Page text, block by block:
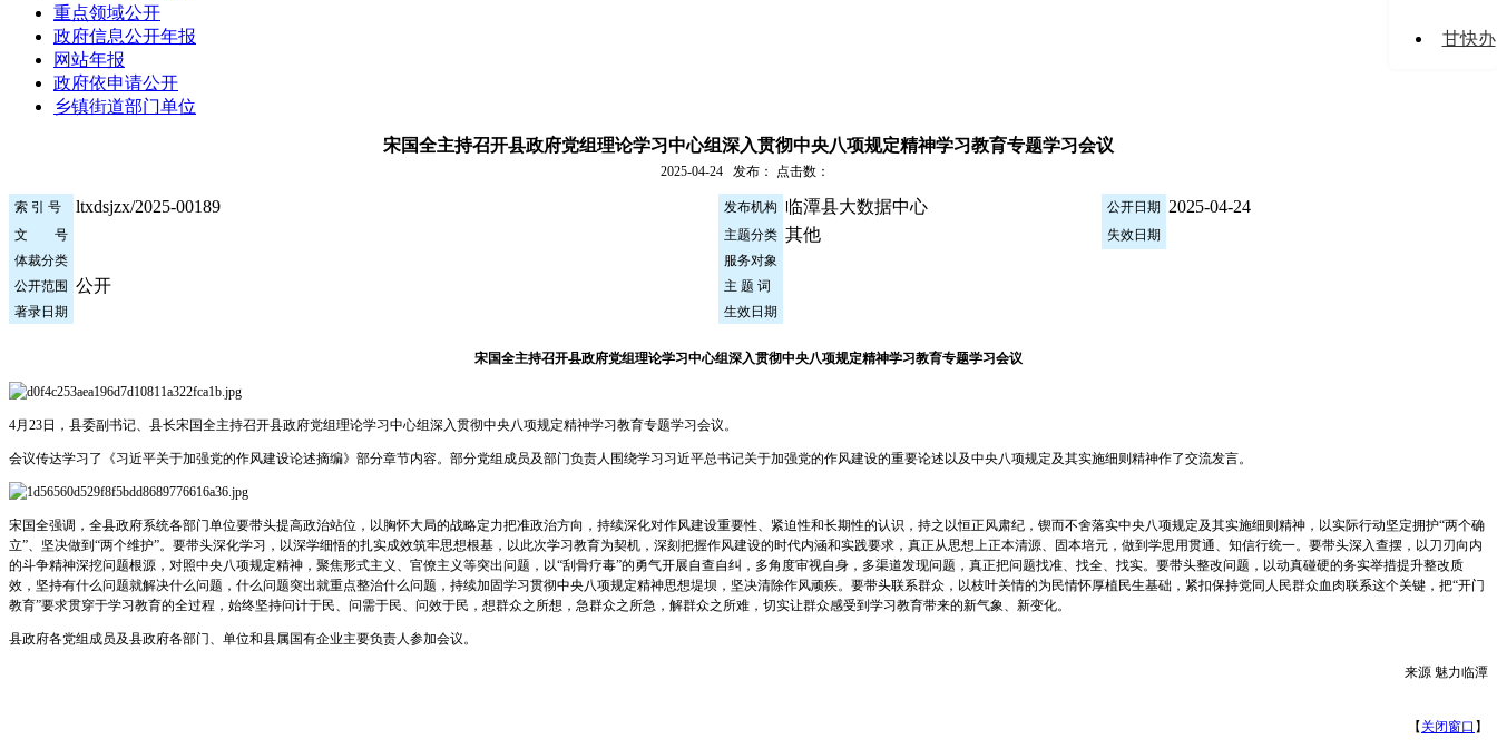
重点领域公开
政府信息公开年报
网站年报
政府依申请公开
乡镇街道部门单位
宋国全主持召开县政府党组理论学习中心组深入贯彻中央八项规定精神学习教育专题学习会议
2025-04-24 发布： 点击数：
索 引 号 ltxdsjzx/2025-00189 发布机构 临潭县大数据中心 公开日期 2025-04-24
文 号 主题分类 其他
失效日期
体裁分类
服务对象
公开范围
公开
主 题 词
著录日期
生效日期
宋国全主持召开县政府党组理论学习中心组深入贯彻中央八项规定精神学习教育专题学习会议
4月23日，县委副书记、县长宋国全主持召开县政府党组理论学习中心组深入贯彻中央八项规定精神学习教育专题学习会议。
会议传达学习了《习近平关于加强党的作风建设论述摘编》部分章节内容。部分党组成员及部门负责人围绕学习习近平总书记关于加强党的作风建设的重要论述以及中央八项规定及其实施细则精神作了交流发言。
宋国全强调，全县政府系统各部门单位要带头提高政治站位，以胸怀大局的战略定力把准政治方向，持续深化对作风建设重要性、紧迫性和长期性的认识，持之以恒正风肃纪，锲而不舍落实中央八项规定及其实施细则精神，以实际行动坚定拥护“两个确
立”、坚决做到“两个维护”。要带头深化学习，以深学细悟的扎实成效筑牢思想根基，以此次学习教育为契机，深刻把握作风建设的时代内涵和实践要求，真正从思想上正本清源、固本培元，做到学思用贯通、知信行统一。要带头深入查摆，以刀刃向内
的斗争精神深挖问题根源，对照中央八项规定精神，聚焦形式主义、官僚主义等突出问题，以“刮骨疗毒”的勇气开展自查自纠，多角度审视自身，多渠道发现问题，真正把问题找准、找全、找实。要带头整改问题，以动真碰硬的务实举措提升整改质
效，坚持有什么问题就解决什么问题，什么问题突出就重点整治什么问题，持续加固学习贯彻中央八项规定精神思想堤坝，坚决清除作风顽疾。要带头联系群众，以枝叶关情的为民情怀厚植民生基础，紧扣保持党同人民群众血肉联系这个关键，把“开门
教育”要求贯穿于学习教育的全过程，始终坚持问计于民、问需于民、问效于民，想群众之所想，急群众之所急，解群众之所难，切实让群众感受到学习教育带来的新气象、新变化。
县政府各党组成员及县政府各部门、单位和县属国有企业主要负责人参加会议。
来源 魅力临潭
【 关闭窗口 】
甘快办